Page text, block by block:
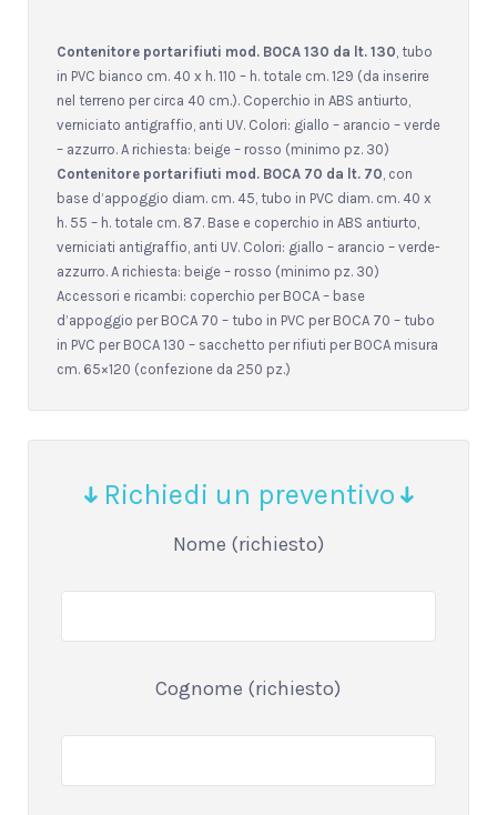
Contenitore portarifiuti mod. BOCA 130 da lt. 130 , tubo
in PVC bianco cm. 40 x h. 110 – h. totale cm. 129 (da inserire
nel terreno per circa 40 cm.). Coperchio in ABS antiurto,
verniciato antigraffio, anti UV. Colori: giallo – arancio – verde
– azzurro. A richiesta: beige – rosso (minimo pz. 30)
Contenitore portarifiuti mod. BOCA 70 da lt. 70 , con
base d’appoggio diam. cm. 45, tubo in PVC diam. cm. 40 x
h. 55 – h. totale cm. 87. Base e coperchio in ABS antiurto,
verniciati antigraffio, anti UV. Colori: giallo – arancio – verde-
azzurro. A richiesta: beige – rosso (minimo pz. 30)
Accessori e ricambi: coperchio per BOCA – base
d’appoggio per BOCA 70 – tubo in PVC per BOCA 70 – tubo
in PVC per BOCA 130 – sacchetto per rifiuti per BOCA misura
cm. 65×120 (confezione da 250 pz.)
Richiedi un preventivo
Nome (richiesto)
Cognome (richiesto)